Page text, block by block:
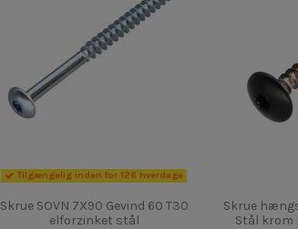
Tilgængelig inden for 126 hverdage
Skrue SOVN 7X90 Gevind 60 T30
elforzinket stål
Skrue
Stål krom